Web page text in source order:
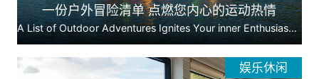
一份户外冒险清单 点燃您内心的运动热情
A List of Outdoor Adventures Ignites Your inner Enthusiasm for Sports
娱乐休闲